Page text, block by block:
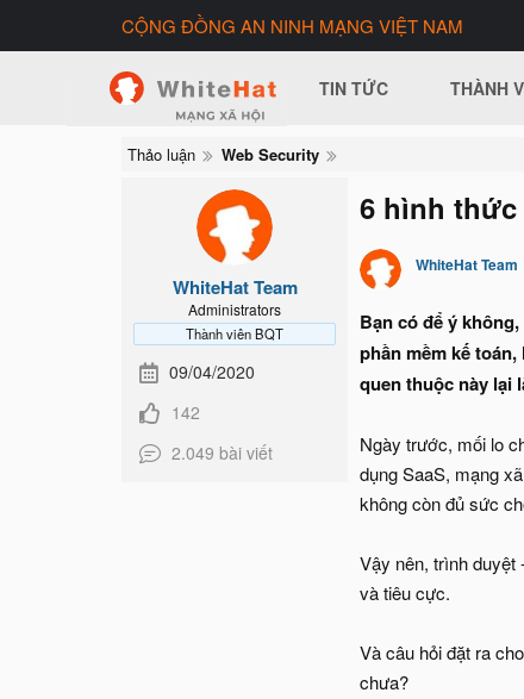
CỘNG ĐỒNG AN NINH MẠNG VIỆT NAM
TIN TỨC THÀNH
Thảo luận Web Security
WhiteHat Team
Administrators
Thành viên BQT
09/04/2020
142
2.049 bài viết
6 hình thức
WhiteHat Team
Bạn có để ý
phần mềm kế
quen thuộc này lại
Ngày trước, mối lo
dụng SaaS, mạng
không còn đủ sức
Vậy nên, trình duyệt
và tiêu cực.
Và câu hỏi đặt ra
chưa?